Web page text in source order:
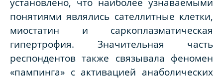
понятиями являлись сателлитные клетки,
миостатин и саркоплазматическая
гипертрофия. Значительная часть
респондентов также связывала феномен
«пампинга» с активацией анаболических